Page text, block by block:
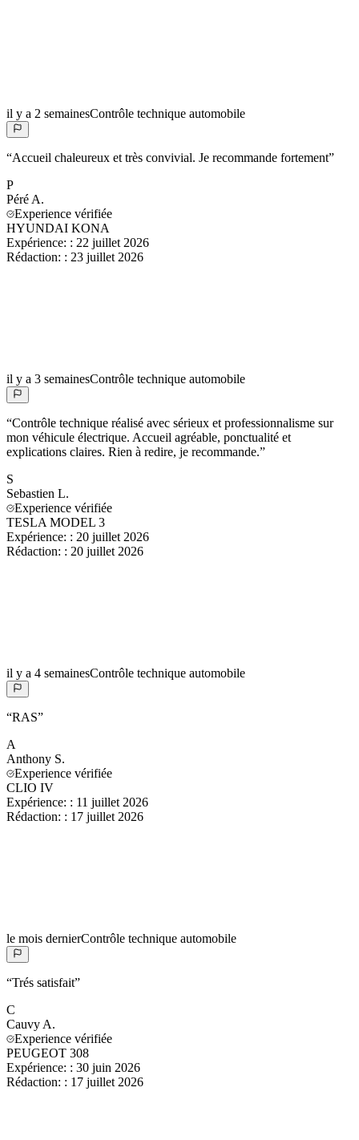
il y a 2 semainesContrôle technique automobile
“Accueil chaleureux et très convivial. Je recommande fortement”
P
Péré A.
Experience vérifiée
HYUNDAI KONA
Expérience: : 22 juillet 2026
Rédaction: : 23 juillet 2026
il y a 3 semainesContrôle technique automobile
“Contrôle technique réalisé avec sérieux et professionnalisme sur
mon véhicule électrique. Accueil agréable, ponctualité et
explications claires. Rien à redire, je recommande.”
S
Sebastien L.
Experience vérifiée
TESLA MODEL 3
Expérience: : 20 juillet 2026
Rédaction: : 20 juillet 2026
il y a 4 semainesContrôle technique automobile
“RAS”
A
Anthony S.
Experience vérifiée
CLIO IV
Expérience: : 11 juillet 2026
Rédaction: : 17 juillet 2026
le mois dernierContrôle technique automobile
“Trés satisfait”
C
CauvyA.
Experience vérifiée
PEUGEOT 308
Expérience: : 30 juin 2026
Rédaction: : 17 juillet 2026